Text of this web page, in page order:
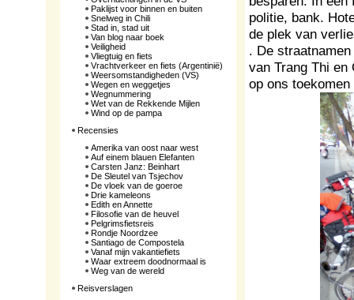
Paklijst voor binnen en buiten
Snelweg in Chili
Stad in, stad uit
Van blog naar boek
Veiligheid
Vliegtuig en fiets
Vrachtverkeer en fiets (Argentinië)
Weersomstandigheden (VS)
Wegen en weggetjes
Wegnummering
Wet van de Rekkende Mijlen
Wind op de pampa
Recensies
Amerika van oost naar west
Auf einem blauen Elefanten
Carsten Janz: Beinhart
De Sleutel van Tsjechov
De vloek van de goeroe
Drie kameleons
Edith en Annette
Filosofie van de heuvel
Pelgrimsfietsreis
Rondje Noordzee
Santiago de Compostela
Vanaf mijn vakantiefiets
Waar extreem doodnormaal is
Weg van de wereld
Reisverslagen
politie, bank.
de plek van
. De
van Trang Thi en
op ons